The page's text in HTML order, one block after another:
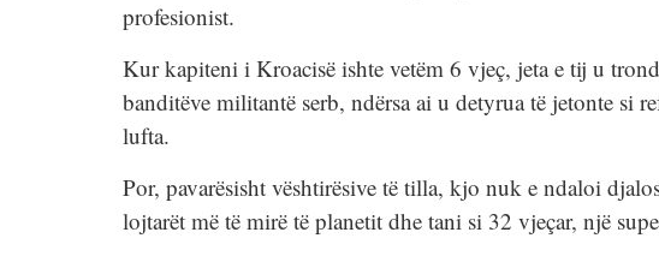
profesionist.
Kur kapiteni i Kroacisë ishte vetëm 6 vjeç, jeta e tij u
banditëve militantë serb, ndërsa ai u detyrua të jetonte si
lufta.
Por, pavarësisht vështirësive të tilla, kjo nuk e ndaloi
lojtarët më të mirë të planetit dhe tani si 32 vjeçar, një